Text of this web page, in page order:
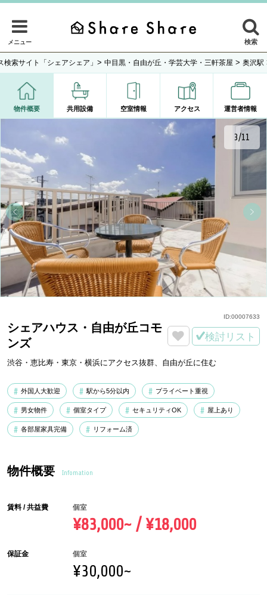
メニュー 検索
検索サイト「シェアシェア」 > 中目黒・自由が丘・学芸大学・三軒茶屋 > 奥沢駅
物件概要 共用設備 空室情報 アクセス 運営者情報
3/11
シェアハウス・自由が丘コモ
ンズ
渋谷・恵比寿・東京・横浜にアクセス抜群、自由が丘に住む
検討リスト
外国人大歓迎 駅から5分以内 プライベート重視
男女物件 個室タイプ セキュリティOK 屋上あり
各部屋家具完備 リフォーム済
ID:00007633
物件概要 Infomation
賃料 / 共益費 個室
¥83,000~ / ¥18,000
保証金 個室
¥30,000~